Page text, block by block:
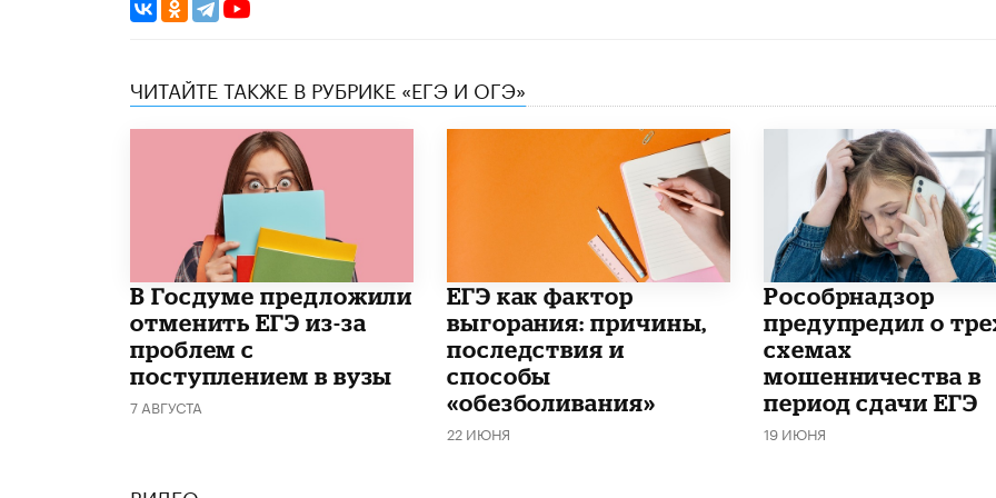
ЧИТАЙТЕ ТАКЖЕ В РУБРИКЕ «ЕГЭ И ОГЭ»
В Госдуме предложили
отменить ЕГЭ из-за
проблем с
поступлением в вузы
7 АВГУСТА
​ЕГЭ как фактор
выгорания: причины,
последствия и
способы
«обезболивания»
22 ИЮНЯ
Рособрнадзор
предупредил о
схемах
мошенничества в
период сдачи ЕГЭ
19 ИЮНЯ